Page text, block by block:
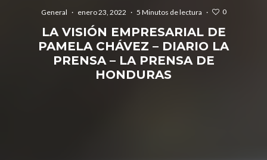
General · enero 23, 2022 · 5 Minutos de lectura · 0
LA VISIÓN EMPRESARIAL DE
PAMELA CHÁVEZ – DIARIO LA
PRENSA – LA PRENSA DE
HONDURAS